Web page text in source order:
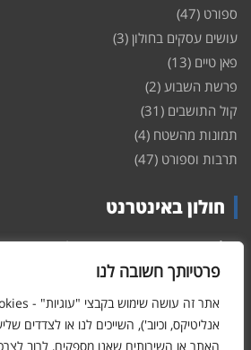
פרטיותך חשובה לנו
אנליטיקס, וכיוב'), השייכים לנו או לצדדים
האתר או השירותים שאנו מספקים, לרוב
ספורט (47)
עושים עסקים בחולון (3)
פאן טיים (13)
פרשת השבוע (2)
קול התושבים (31)
תמונות מהשטח (4)
תרבות וספורט (47)
חולון באינטרנט
חולוןבאינטרנט – האתר שמביא לכם
חולון. במה פתוחה לקול תושבי חולון
ופרוייקטים חדשים בעיר, חיי לילה, וכן טורי
הנעשה בעיר. אתם מוזמנים ומוזמנות להשתתף
ואף להגיב על הכתבות המפורסמות באתר.